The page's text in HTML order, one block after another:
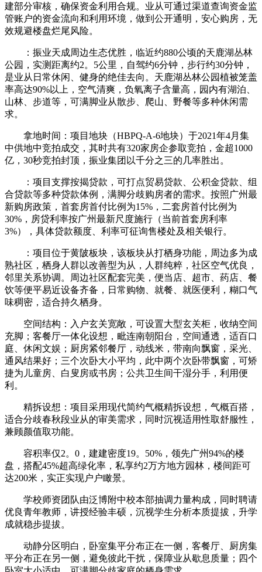
建部分审核，确保资金利用合规。业从可通过渠道查询资金监
管账户的资金流向和利用环境，做到公开通明，安心购房，无
效规避楼盘烂尾风险。
：振业天成周边生态优胜，临近约880公顷的天鹿湖丛林
公园，实测距离约2。5公里，自驾约6分钟，步行约30分钟，
是业从日常休闲、健身的绝佳去向。天鹿湖丛林公园植被笼盖
率高达90%以上，空气清爽，负氧离子含量高，园内有湖泊、
山林、步道等，可满脚业从散步、爬山、野餐等多种休闲需
求。
拿地时间：项目地块（HBPQ-A-6地块）于2021年4月集
中供地中竞拍成交，其时共有320家房企参取竞拍，金超1000
亿，30秒竞拍封顶，振业集团以千分之三的几率胜出。
：项目支撑按揭贷款，可打点贸易贷款、公积金贷款、组
合贷款等多种贷款体例，满脚分歧购房者的需求。按照广州最
新购房政策，首套房首付比例为15%，二套房首付比例为
30%，房贷利率按广州最新尺度施行（当前首套房利率
3%），具体贷款额度、利率可征询售楼处及相关银行。
：项目位于黄陂板块，该板块从打栖身功能，周边多为成
熟社区，栖身人群以改善型为从，人群纯粹，社区空气优良，
邻里关系协调。周边社区配套完美，便当店、超市、药店、餐
饮等便平易近设备齐备，日常购物、就餐、就医便利，糊口气
味稠密，适合持久栖身。
空间结构：入户玄关宽敞，可设置大型玄关柜，收纳空间
充脚；客餐厅一体化设想，毗连南朝阳台，空间通透，适百口
庭、休闲文娱；厨房紧邻餐厅，动线米，带南向飘窗，采光、
通风结果好；三个次卧大小平均，此中两个次卧带飘窗，可矫
捷为儿童房、白叟房或书房；公共卫生间干湿分手，利用便
利。
精拆设想：项目采用现代简约气概精拆设想，气概百搭，
适合分歧春秋段业从的审美需求，同时沉视适用性取舒服性，
兼顾颜值取功能。
容积率仅2。0，建建密度19。50%，领先广州94%的楼
盘，搭配45%超高绿化率，私享约2万方地方园林，楼间距可
达200米，实正实现户户瞰景。
学校师资团队由泛博附中校本部抽调力量构成，同时聘请
优良青年教师，讲授经验丰硕，沉视学生分析本质提拔，升学
成就稳步提拔。
动静分区明白，卧室集平分布正在一侧，客餐厅、厨房集
平分布正在另一侧，避免彼此干扰，保障业从歇息质量；四个